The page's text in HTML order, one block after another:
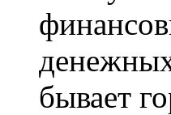
бывает